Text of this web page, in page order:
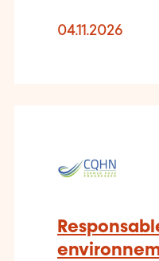
04.11.2026